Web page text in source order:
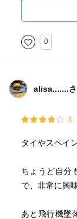
捨てればいい
布施
お坊さんに
引き算
供が算数をわ
して０は氷
下、という
0
alisa.......
4
タイやスペイ
ちょうど自分
で、非常に興
あと飛行機墜